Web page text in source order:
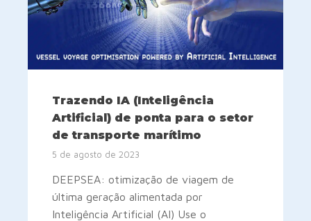
Trazendo IA (Inteligência
Artificial) de ponta para o setor
de transporte marítimo
5 de agosto de 2023
DEEPSEA: otimização de viagem de
última geração alimentada por
Inteligência Artificial (AI) Use o